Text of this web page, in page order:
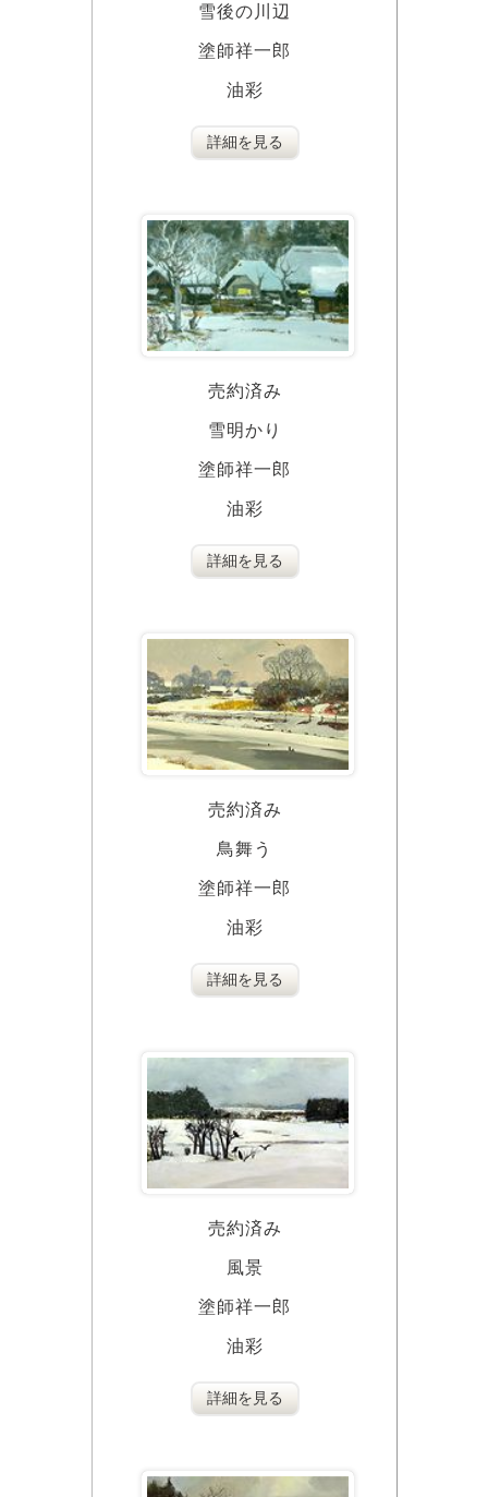
雪後の川辺
塗師祥一郎
油彩
詳細を見る
売約済み
雪明かり
塗師祥一郎
油彩
詳細を見る
売約済み
鳥舞う
塗師祥一郎
油彩
詳細を見る
売約済み
風景
塗師祥一郎
油彩
詳細を見る